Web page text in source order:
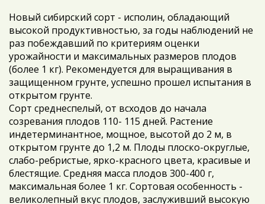
Новый сибирский сорт - исполин, обладающий
высокой продуктивностью, за годы наблюдений не
раз побеждавший по критериям оценки
урожайности и максимальных размеров плодов
(более 1 кг). Рекомендуется для выращивания в
защищенном грунте, успешно прошел испытания в
открытом грунте.
Сорт среднеспелый, от всходов до начала
созревания плодов 110- 115 дней. Растение
индетерминантное, мощное, высотой до 2 м, в
открытом грунте до 1,2 м. Плоды плоско-округлые,
слабо-ребристые, ярко-красного цвета, красивые и
блестящие. Средняя масса плодов 300-400 г,
максимальная более 1 кг. Сортовая особенность -
великолепный вкус плодов, заслуживший высокую